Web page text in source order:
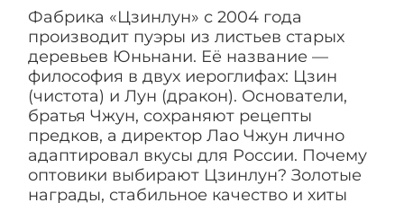
Фабрика «Цзинлун» с 2004 года
производит пуэры из листьев старых
деревьев Юньнани. Её название —
философия в двух иероглифах: Цзин
(чистота) и Лун (дракон). Основатели,
братья Чжун, сохраняют рецепты
предков, а директор Лао Чжун лично
адаптировал вкусы для России. Почему
оптовики выбирают Цзинлун? Золотые
награды, стабильное качество и хиты